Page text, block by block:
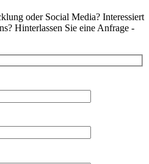
oder Social Media? Interessiert
Hinterlassen Sie eine Anfrage -